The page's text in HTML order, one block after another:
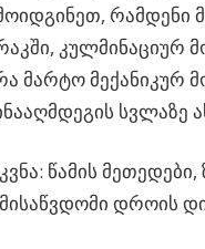
რამდენი
კულმინაციურ
მარტო მექანიკურ
სვლაზე
წამის
დროის